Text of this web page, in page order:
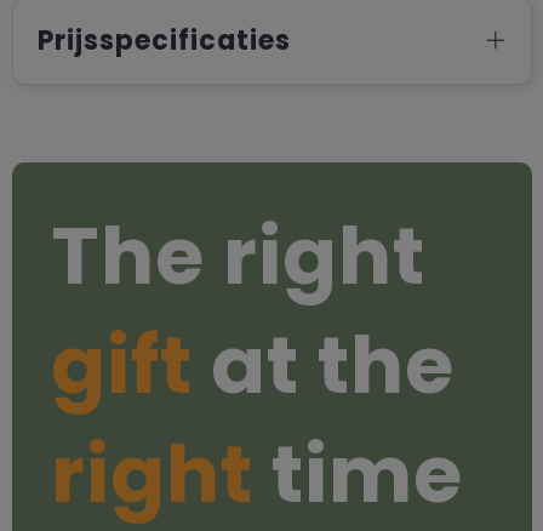
Prijsspecificaties
The right
gift at the
right time